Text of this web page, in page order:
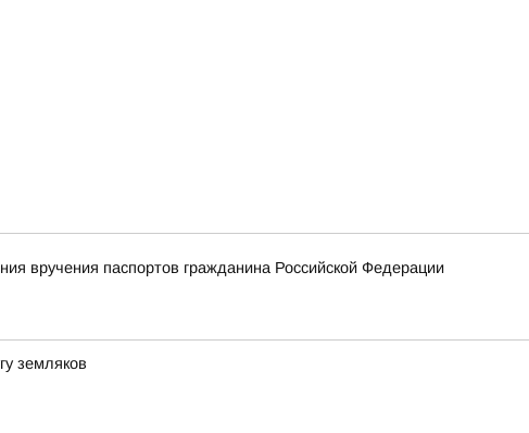
вручения паспортов гражданина Российской Федерации
земляков